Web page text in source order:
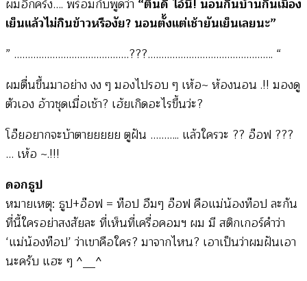
ผมอีกครั้ง…. พร้อมกับพูดว่า “ตื่นดิ ไอ้นี่! นอนกินบ้านกินเมือง
เย็นแล้วไม่กินข้าวหรืองัย? นอนตั้งแต่เช้ายันเย็นเลยนะ”
” ……………………………………???………………………………………. “
ผมตื่นขึ้นมาอย่าง งง ๆ มองไปรอบ ๆ เห้อ~ ห้องนอน .!! มองดู
ตัวเอง อ้าวชุดเมื่อเช้า? เฮ้ยเกิดอะไรขึ้นว่ะ?
โอ๊ยอยากจะบ้าตายยยยย ตูฝัน ……….. แล้วใครวะ ?? อ๊อฟ ???
… เห้อ ~.!!!
ดอกธูป
หมายเหตุ: ธูป+อ๊อฟ = ท๊อป อืมๆ อ๊อฟ คือแม่น้องท๊อป ละกัน
ที่นี้ใครอย่าสงสัยละ ที่เห็นที่เครื่อคอมฯ ผม มี สติกเกอร์คำว่า
‘แม่น้องท๊อป’ ว่าเขาคือใคร? มาจากไหน? เอาเป็นว่าผมฝันเอา
นะครับ แฮะ ๆ ^__^